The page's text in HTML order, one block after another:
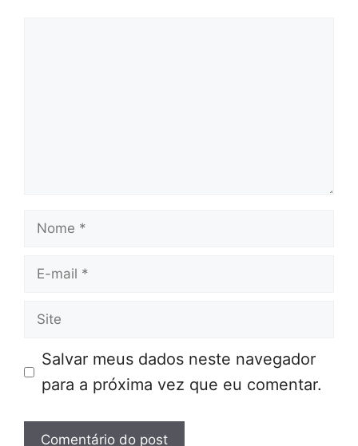
Nome
E-
Site
Salvar meus dados neste navegador
para a próxima vez que eu comentar.